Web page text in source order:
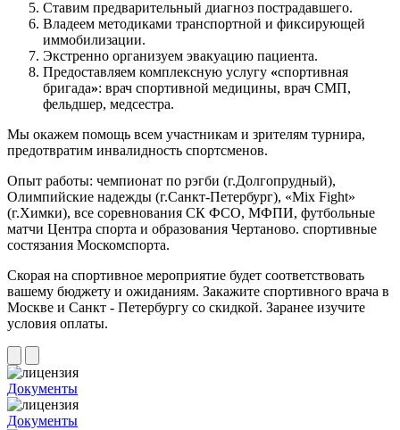
Ставим предварительный диагноз пострадавшего.
Владеем методиками транспортной и фиксирующей
иммобилизации.
Экстренно организуем эвакуацию пациента.
Предоставляем комплексную услугу «спортивная
бригада»: врач спортивной медицины, врач СМП,
фельдшер, медсестра.
Мы окажем помощь всем участникам и зрителям турнира,
предотвратим инвалидность спортсменов.
Опыт работы: чемпионат по рэгби (г.Долгопрудный),
Олимпийские надежды (г.Санкт-Петербург), «Mix Fight»
(г.Химки), все соревнования СК ФСО, МФПИ, футбольные
матчи Центра спорта и образования Чертаново. спортивные
состязания Москомспорта.
Скорая на спортивное мероприятие будет соответствовать
вашему бюджету и ожиданиям. Закажите спортивного врача в
Москве и Санкт - Петербургу со скидкой. Заранее изучите
условия оплаты.
Документы
Документы